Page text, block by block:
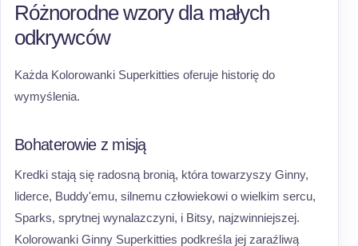
Różnorodne wzory dla małych
odkrywców
Każda Kolorowanki Superkitties oferuje historię do
wymyślenia.
Bohaterowie z misją
Kredki stają się radosną bronią, która towarzyszy Ginny,
liderce, Buddy'emu, silnemu człowiekowi o wielkim sercu,
Sparks, sprytnej wynalazczyni, i Bitsy, najzwinniejszej.
Kolorowanki Ginny Superkitties podkreśla jej zaraźliwą